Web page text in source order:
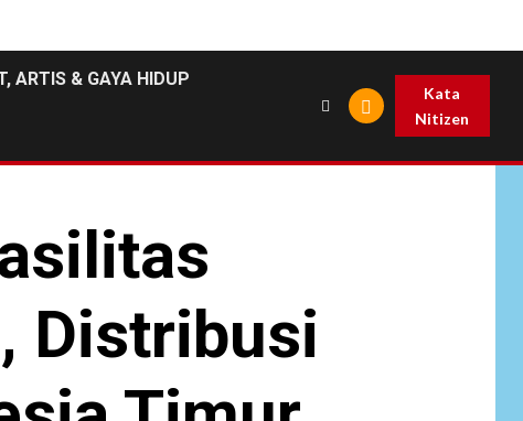
ARTIS & GAYA HIDUP
Kata
Nitizen
Distribusi